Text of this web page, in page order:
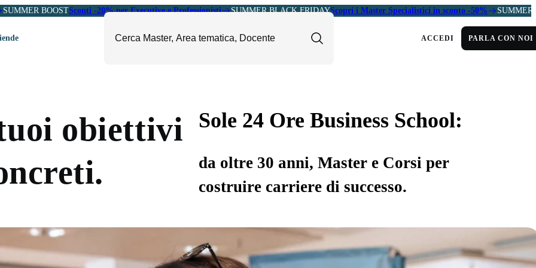
SUMMER BOOSTSconti -20% per Executive e Professionisti SUMMER BLACK FRIDAYScopri i Master Specialistici in sconto -50% SUMMER
e Soft Skills
Sales e Export
e Pharma
Fashion e Luxury
Arte, Cultura e Sport
ACCEDI PARLA CON NOI
obiettivi
Sole 24 Ore Business School:
da oltre 30 anni, Master e Corsi per
costruire carriere di successo.